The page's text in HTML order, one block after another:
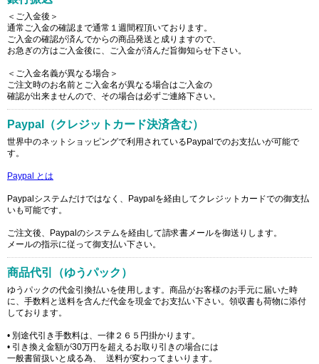
＜ご入金後＞
通常ご入金の確認まで通常１週間程頂いております。
ご入金の確認が済んでからの商品発送と成りますので、
お急ぎの方はご入金後に、ご入金が済んだ旨御知らせ下さい。
＜ご入金名義が異なる場合＞
ご注文時のお名前とご入金名が異なる場合はご入金の
確認が出来ませんので、その場合は必ずご連絡下さい。
Paypal（クレジットカード決済含む）
世界中のネットショッピングで利用されているPaypalでのお支払いが可能で
す。
Paypal とは
Paypalシステムだけではなく、Paypalを経由してクレジットカードでの御支払
いも可能です。
ご注文後、Paypalのシステムを経由して請求書メールを御送りします。
メールの指示に従って御支払い下さい。
商品代引（ゆうパック）
ゆうパックの代金引換払いを使用します。商品がお客様のお手元に届いた時
に、手数料と送料を含んだ代金を現金でお支払い下さい。領収書も荷物に添付
しております。
• 別途代引き手数料は、一律２６５円掛かります。
• 引き換え金額が30万円を超えるお取り引きの場合には
一般書留扱いと成る為、 送料が変わってまいります。